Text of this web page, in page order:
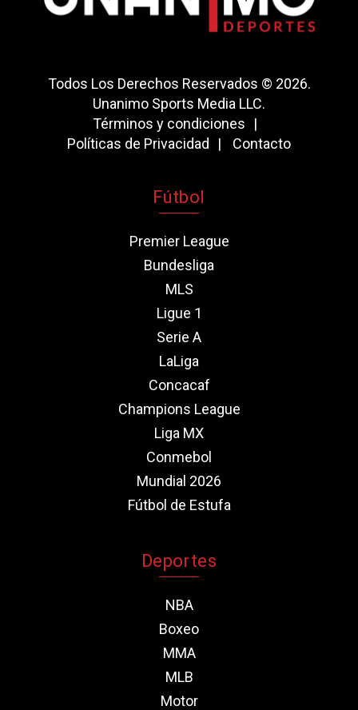
Todos Los Derechos Reservados © 2026.
Unanimo Sports Media LLC.
Términos y condiciones
Políticas de Privacidad
Contacto
Fútbol
Premier League
Bundesliga
MLS
Ligue 1
Serie A
LaLiga
Concacaf
Champions League
Liga MX
Conmebol
Mundial 2026
Fútbol de Estufa
Deportes
NBA
Boxeo
MMA
MLB
Motor